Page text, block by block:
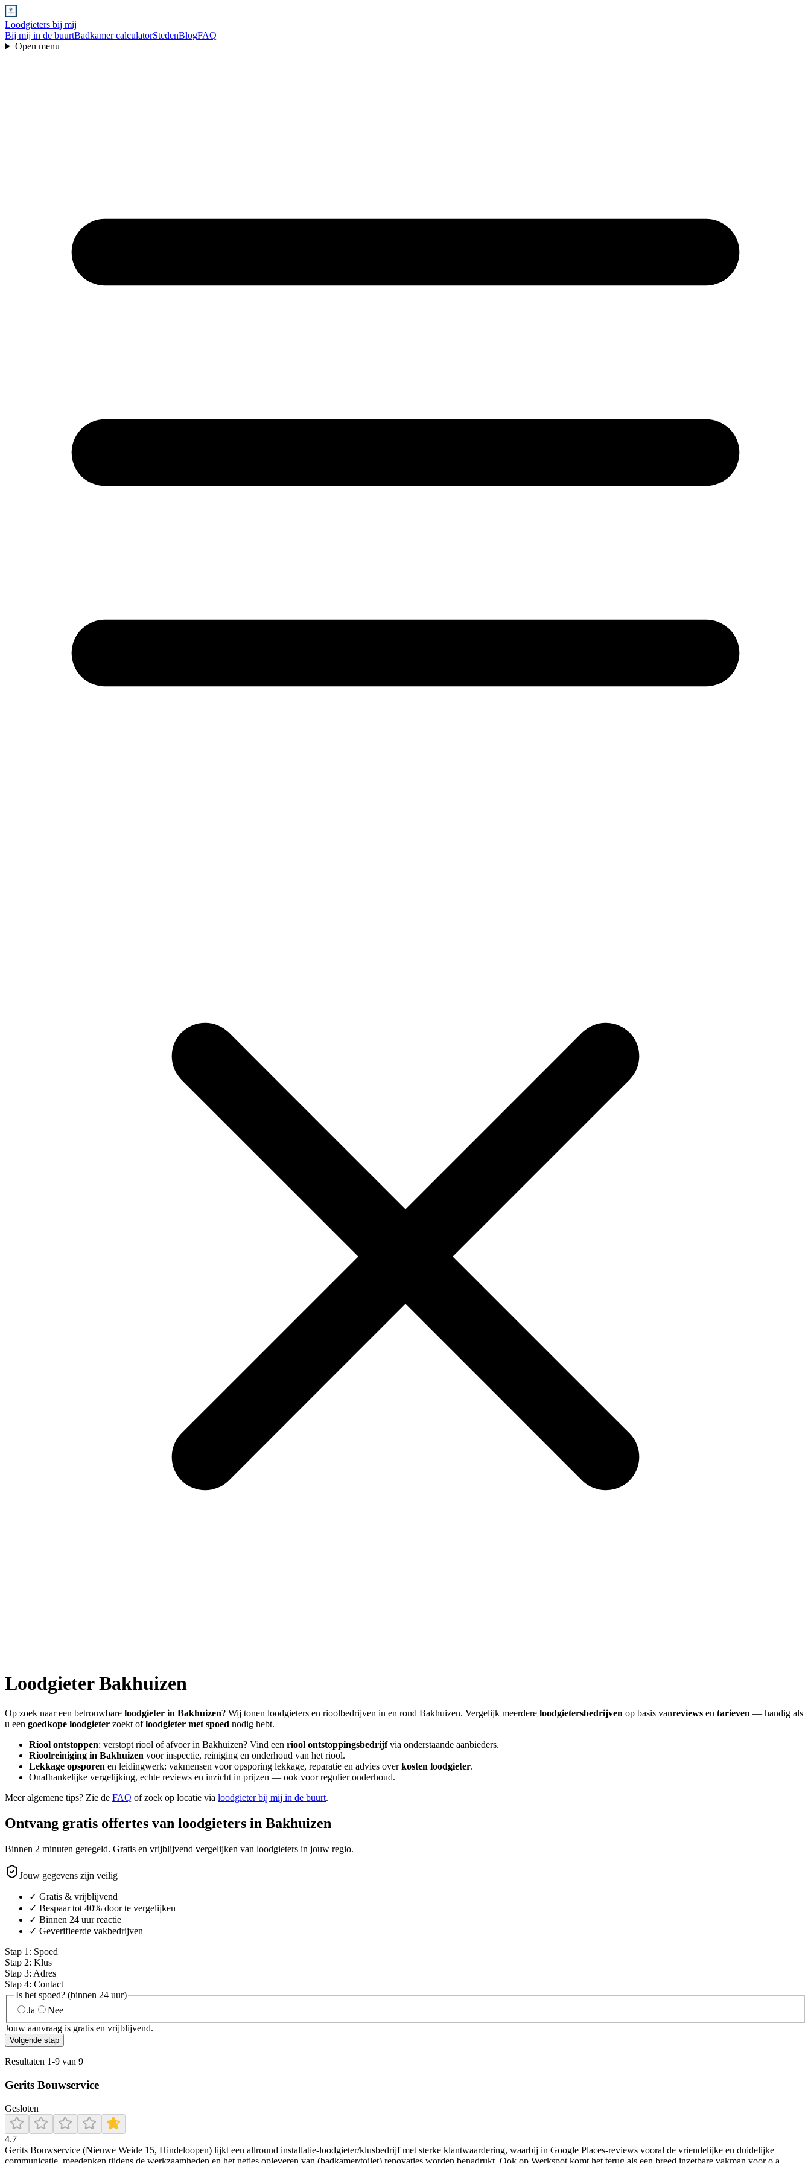
Loodgieters bij mij
Bij mij in de buurtBadkamer calculatorStedenBlogFAQ
Open menu
LoodgieterBakhuizen
Op zoek naar een betrouwbare loodgieter in Bakhuizen? Wij tonen loodgieters en rioolbedrijven in en rond Bakhuizen. Vergelijk meerdere loodgietersbedrijven op basis vanreviews en tarieven — handig als
u een goedkope loodgieter zoekt ofloodgieter met spoed nodig hebt.
Riool ontstoppen: verstopt riool of afvoer in Bakhuizen? Vind een riool ontstoppingsbedrijfvia onderstaande aanbieders.
Rioolreiniging in Bakhuizen voor inspectie, reiniging en onderhoud van het riool.
Lekkage opsporen en leidingwerk: vakmensen voor opsporing lekkage, reparatie en advies overkosten loodgieter.
Onafhankelijke vergelijking, echte reviews en inzicht in prijzen — ook voor regulier onderhoud.
Meer algemene tips? Zie de FAQ of zoek op locatie via loodgieter bij mij in de buurt.
Ontvang gratis offertes van loodgieters in Bakhuizen
Binnen 2 minuten geregeld. Gratis en vrijblijvend vergelijken van loodgieters in jouw regio.
Jouw gegevens zijn veilig
✓ Gratis & vrijblijvend
✓ Bespaar tot 40% door te vergelijken
✓ Binnen 24 uur reactie
✓ Geverifieerde vakbedrijven
Stap 1 : Spoed
Stap 2: Klus
Stap 3: Adres
Stap 4: Contact
Is het spoed? (binnen 24 uur)
Ja
Nee
Jouw aanvraag is gratis en vrijblijvend.
Volgende stap
Resultaten 1-9 van 9
Gerits Bouwservice
Gesloten
4.7
Gerits Bouwservice (Nieuwe Weide 15, Hindeloopen) lijkt een allround installatie-loodgieter/klusbedrijf met sterke klantwaardering, waarbij in Google Places-reviews vooral de vriendelijke en duidelijke
communicatie, meedenken tijdens de werkzaamheden en het netjes opleveren van (badkamer/toilet) renovaties worden benadrukt. Ook op Werkspot komt het terug als een breed inzetbare vakman voor o.a.